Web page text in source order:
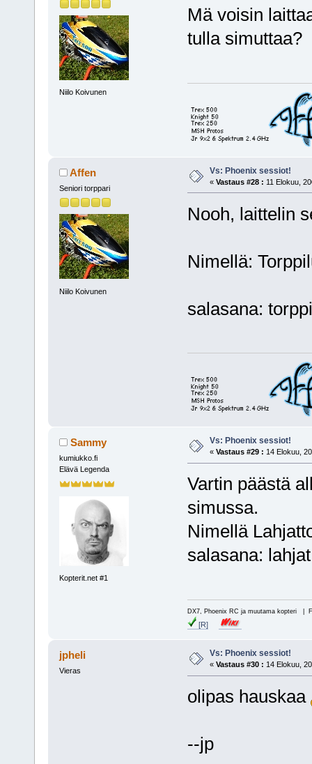
Niilo Koivunen
Mä voisin
tulla simuttaa?
Affen
Seniori torppari
Niilo Koivunen
Vs: Phoenix sessiot!
« Vastaus #28 : 11 Elokuu,
Nooh, laittelin
Nimellä:
salasana: torppi
Sammy
kumiukko.fi
Elävä Legenda
Kopterit.net #1
Vs: Phoenix sessiot!
« Vastaus #29 : 14 Elokuu,
Vartin päästä
simussa.
Nimellä
salasana: lahjat
DX7, Phoenix RC ja muutama kopteri |
[R]
jpheli
Vieras
Vs: Phoenix sessiot!
« Vastaus #30 : 14 Elokuu,
olipas hauskaa
--jp